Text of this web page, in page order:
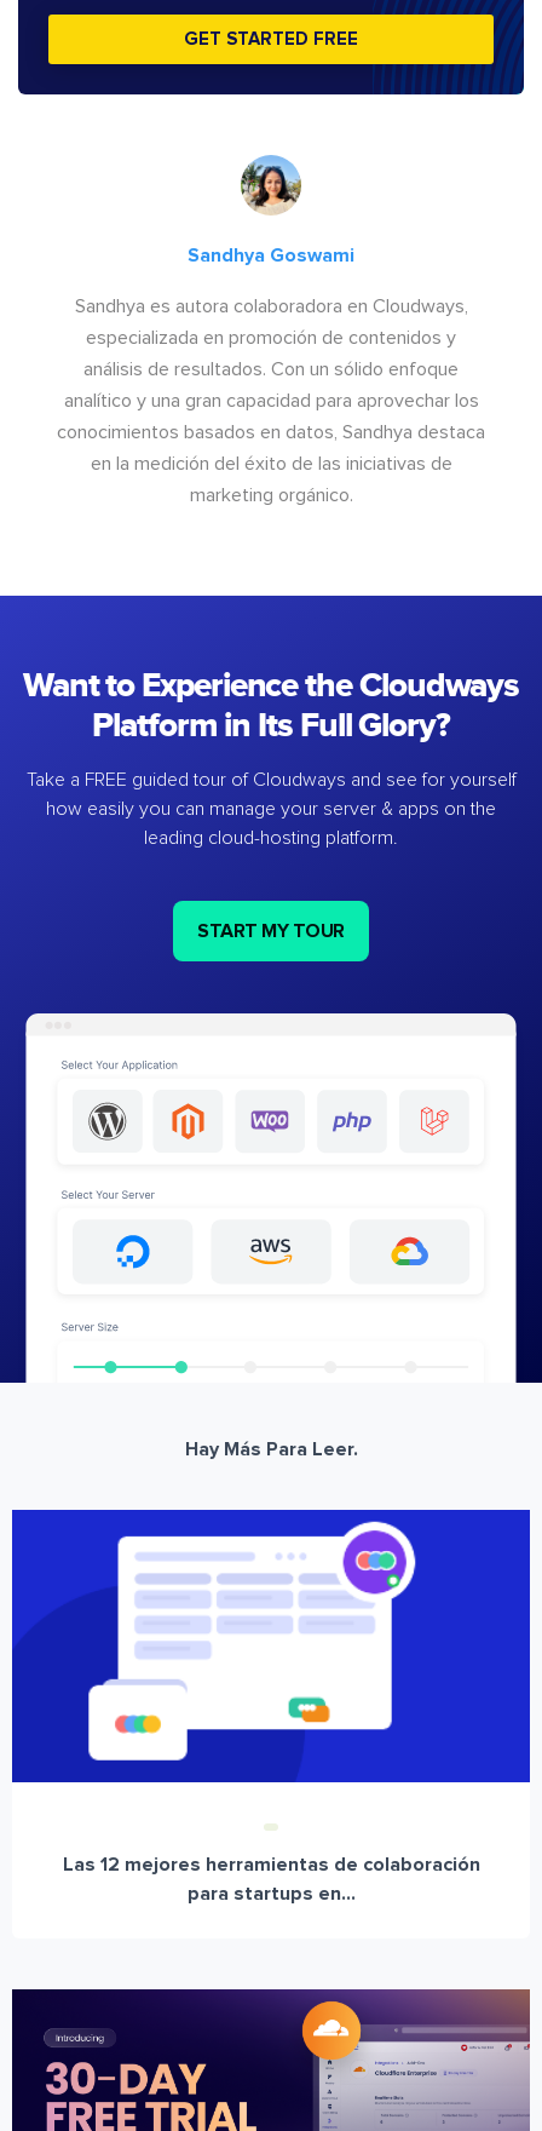
GET STARTED FREE
Sandhya Goswami
Sandhya es autora colaboradora en Cloudways,
especializada en promoción de contenidos y
análisis de resultados. Con un sólido enfoque
analítico y una gran capacidad para aprovechar los
conocimientos basados en datos, Sandhya destaca
en la medición del éxito de las iniciativas de
marketing orgánico.
Want to Experience the Cloudways
Platform in Its Full Glory?
Take a FREE guided tour of Cloudways and see for yourself
how easily you can manage your server & apps on the
leading cloud-hosting platform.
START MY TOUR
Hay Más Para Leer.
Las 12 mejores herramientas de colaboración
para startups en...